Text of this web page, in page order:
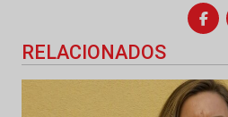
RELACIONADOS